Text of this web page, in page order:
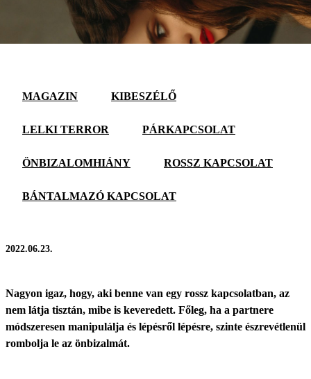
MAGAZIN KIBESZÉLŐ
LELKI TERROR PÁRKAPCSOLAT
ÖNBIZALOMHIÁNY ROSSZ KAPCSOLAT
BÁNTALMAZÓ KAPCSOLAT
2022.06.23.
Nagyon igaz, hogy, aki benne van egy rossz kapcsolatban, az
nem látja tisztán, mibe is keveredett. Főleg, ha a partnere
módszeresen manipulálja és lépésről lépésre, szinte észrevétlenül
rombolja le az önbizalmát.